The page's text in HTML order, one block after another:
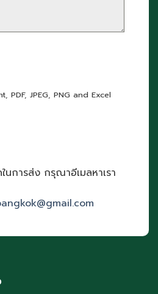
PDF, JPEG, PNG and Excel
การส่ง กรุณาอีเมลหาเรา